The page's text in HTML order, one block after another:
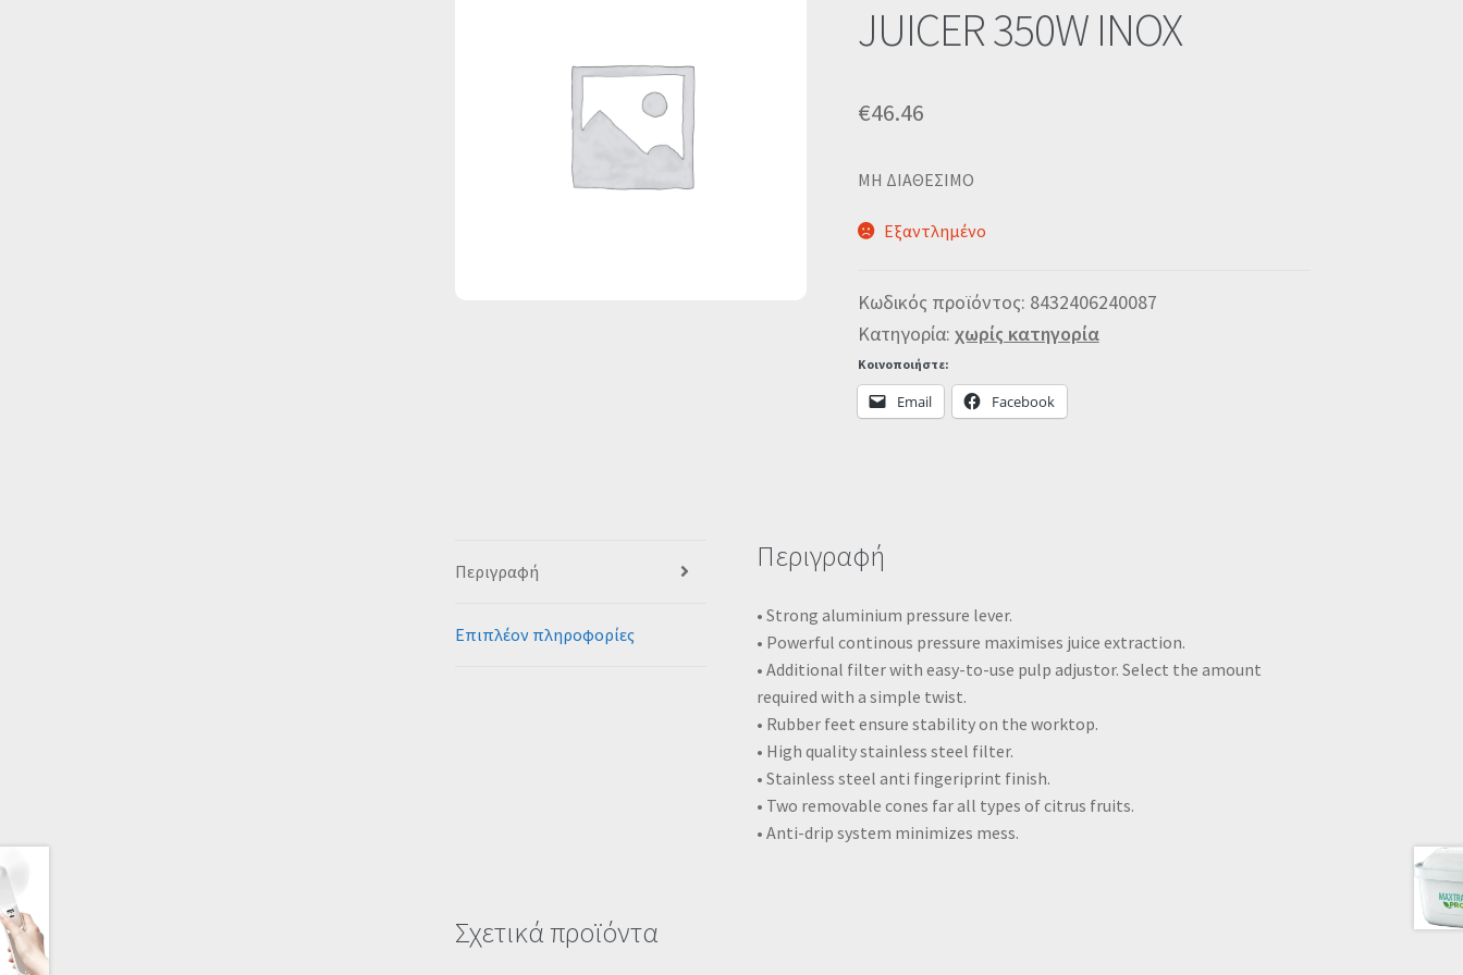
JUICER 350W INOX
€46.46
MΗ ΔΙΑΘΕΣΙΜΟ
Εξαντλημένο
Κωδικός προϊόντος: 8432406240087
Κατηγορία: χωρίς κατηγορία
Κοινοποιήστε:
Email Facebook
Περιγραφή
Επιπλέον πληροφορίες
Περιγραφή
• Strong aluminium pressure lever.
• Powerful continous pressure maximises juice extraction.
• Additional filter with easy-to-use pulp adjustor. Select the amount
required with a simple twist.
• Rubber feet ensure stability on the worktop.
• High quality stainless steel filter.
• Stainless steel anti fingeriprint finish.
• Two removable cones far all types of citrus fruits.
• Anti-drip system minimizes mess.
Σχετικά προϊόντα